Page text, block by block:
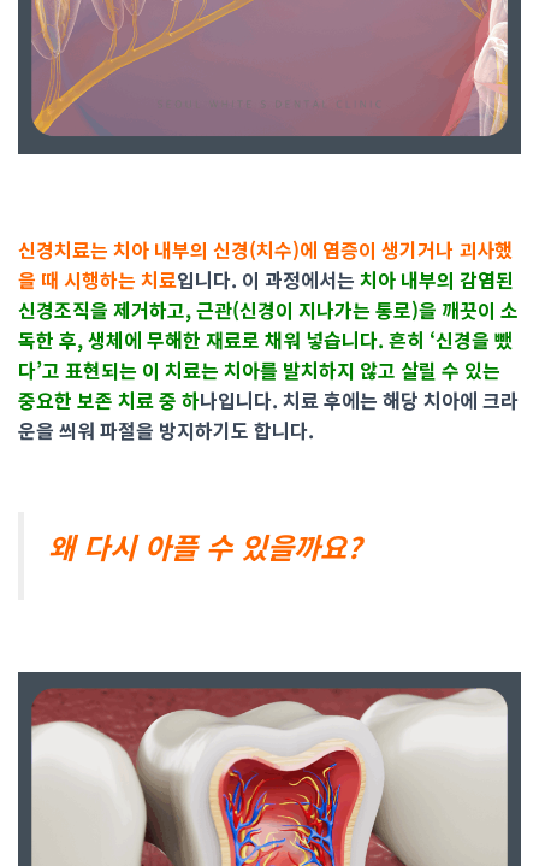
신경치료는 치아 내부의 신경(치수)에 염증이 생기거나 괴사했
을 때 시행하는 치료입니다. 이 과정에서는 치아 내부의 감염된
신경조직을 제거하고, 근관(신경이 지나가는 통로)을 깨끗이 소
독한 후, 생체에 무해한 재료로 채워 넣습니다. 흔히 ‘신경을 뺐
다’고 표현되는 이 치료는 치아를 발치하지 않고 살릴 수 있는
중요한 보존 치료 중 하나입니다. 치료 후에는 해당 치아에 크라
운을 씌워 파절을 방지하기도 합니다.
왜 다시 아플 수 있을까요?